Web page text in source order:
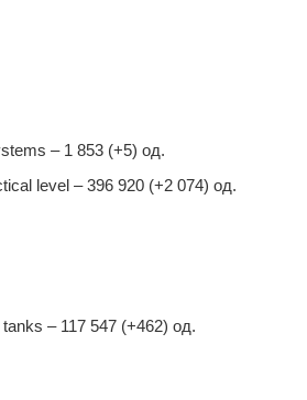
– 1 853 (+5) од.
level – 396 920 (+2 074) од.
tanks – 117 547 (+462) од.